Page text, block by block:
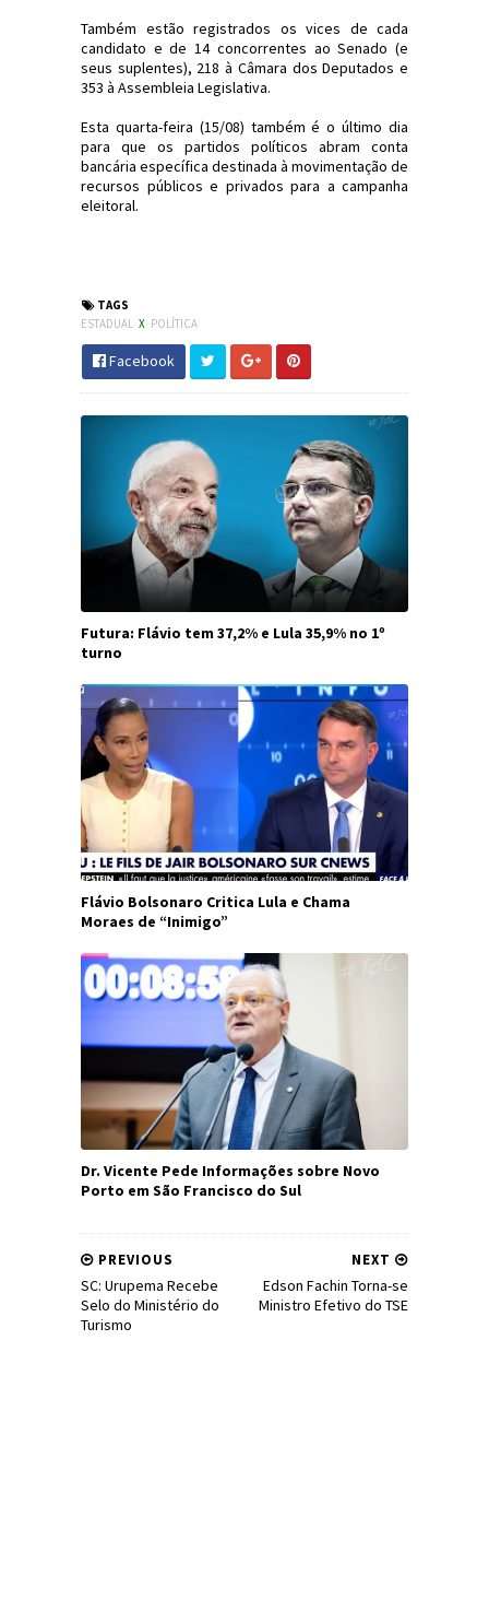
Também estão registrados os vices de cada
candidato e de 14 concorrentes ao Senado (e
seus suplentes), 218 à Câmara dos Deputados e
353 à Assembleia Legislativa.
Esta quarta-feira (15/08) também é o último dia
para que os partidos políticos abram conta
bancária específica destinada à movimentação de
recursos públicos e privados para a campanha
eleitoral.
TAGS
ESTADUAL X POLÍTICA
Facebook
Futura: Flávio tem 37,2% e Lula 35,9% no 1º
turno
Flávio Bolsonaro Critica Lula e Chama
Moraes de “Inimigo”
Dr. Vicente Pede Informações sobre Novo
Porto em São Francisco do Sul
NEXT
Edson Fachin Torna-se
Ministro Efetivo do TSE
PREVIOUS
SC: Urupema Recebe
Selo do Ministério do
Turismo